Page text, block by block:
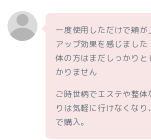
一度使用しただけで頬が
アップ効果を感じました
体の方はまだしっかりと
かりません
ご時世柄でエステや整体
りは気軽に行けなくな
で購入。